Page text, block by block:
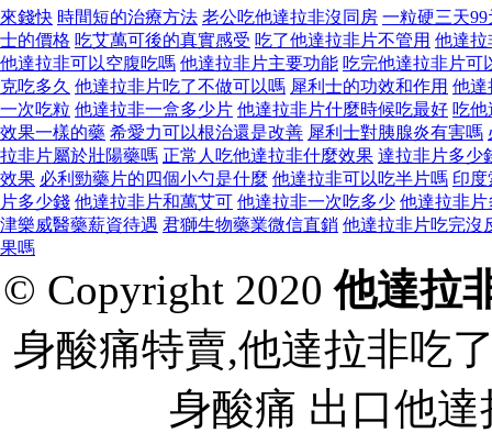
來錢快 時間短的治療方法 老公吃他達拉非沒同房 一粒硬三天
士的價格 吃艾萬可後的真實感受 吃了他達拉非片不管用 他達拉
他達拉非可以空腹吃嗎 他達拉非片主要功能 吃完他達拉非片可
克吃多久 他達拉非片吃了不做可以嗎 犀利士的功效和作用 他達
一次吃粒 他達拉非一盒多少片 他達拉非片什麼時候吃最好 吃他
效果一樣的藥 希愛力可以根治還是改善 犀利士對胰腺炎有害嗎
拉非片屬於壯陽藥嗎 正常人吃他達拉非什麼效果 達拉非片多少
效果 必利勁藥片的四個小勺是什麼 他達拉非可以吃半片嗎 印度
片多少錢 他達拉非片和萬艾可 他達拉非一次吃多少 他達拉非片
津樂威醫藥薪資待遇 君獅生物藥業微信直銷 他達拉非片吃完沒
果嗎
© Copyright 2020他達拉
身酸痛特賣,他達拉非吃
身酸痛 出口他